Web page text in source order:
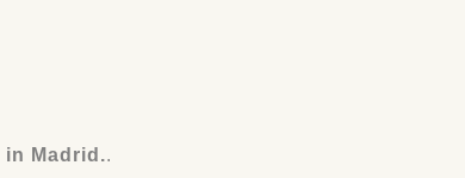
in Madrid..